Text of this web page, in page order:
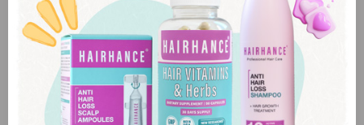
احصل على الأمبولات مجاناّ عند شراء شامبو وبلسم
هيرهانس